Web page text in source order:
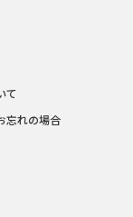
て
忘れの場合